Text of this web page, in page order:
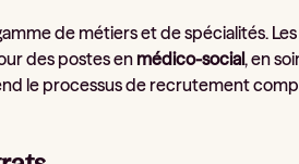
de métiers et de spécialités. Les
des postes en médico-social, en
le processus de recrutement